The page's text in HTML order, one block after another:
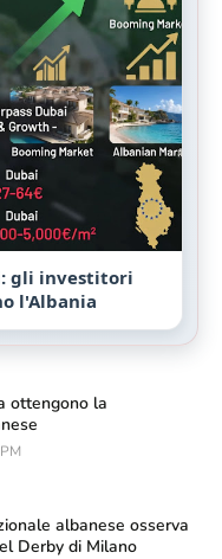
gli investitori
l'Albania
ottengono la
albanese osserva
Derby di Milano